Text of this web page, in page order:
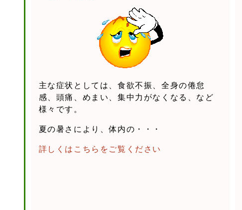
主な症状としては、食欲不振、全身の倦怠
感、頭痛、めまい、集中力がなくなる、など
様々です。
夏の暑さにより、体内の・・・
詳しくはこちらをご覧ください